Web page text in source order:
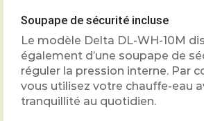
Soupape de sécurité incluse
Le modèle Delta DL-WH-10M
également d’une soupape de
réguler la pression interne. Par
vous utilisez votre chauffe-eau
tranquillité au quotidien.